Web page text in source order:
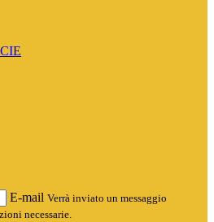
E-mail Verrà inviato un messaggio
necessarie.